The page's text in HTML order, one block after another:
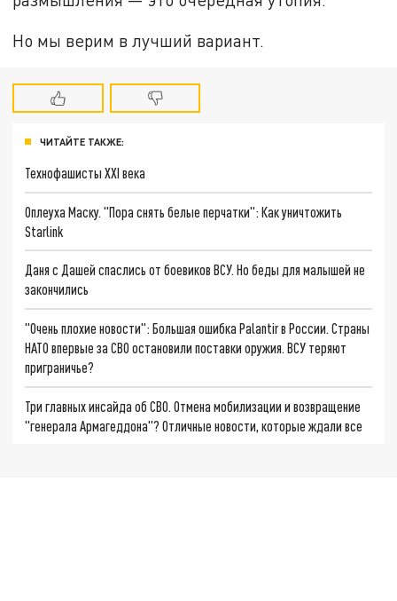
Но мы верим в лучший вариант.
ЧИТАЙТЕ ТАКЖЕ:
Технофашисты XXI века
Оплеуха Маску. "Пора снять белые перчатки": Как уничтожить
Starlink
Даня с Дашей спаслись от боевиков ВСУ. Но беды для малышей не
закончились
"Очень плохие новости": Большая ошибка Palantir в России. Страны
НАТО впервые за СВО остановили поставки оружия. ВСУ теряют
приграничье?
Три главных инсайда об СВО. Отмена мобилизации и возвращение
"генерала Армагеддона"? Отличные новости, которые ждали все